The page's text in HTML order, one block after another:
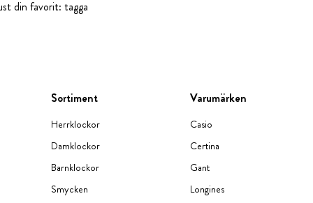
din favorit: tagga
Sortiment
Herrklockor
Damklockor
Barnklockor
Smycken
Varumärken
Casio
Certina
Gant
Longines